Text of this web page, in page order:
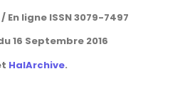
En ligne ISSN 3079-7497
du 16 Septembre 2016
HalArchive.